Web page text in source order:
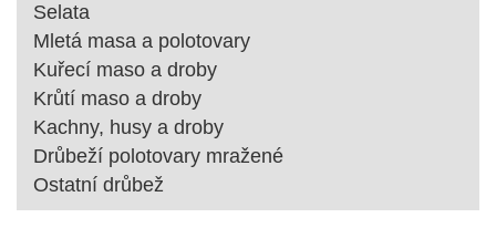
Selata
Mletá masa a polotovary
Kuřecí maso a droby
Krůtí maso a droby
Kachny, husy a droby
Drůbeží polotovary mražené
Ostatní drůbež